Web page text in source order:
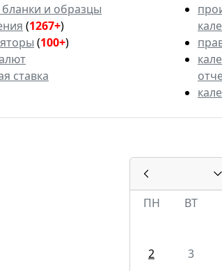
и образцы
(1267+)
(100+)
ставка
ПН
ВТ
2
3